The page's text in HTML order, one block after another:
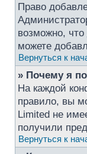
Право
возможно,
можете
Вернуться к
» Почему я
На каждой
правило, вы
Limited не
получили
Вернуться к